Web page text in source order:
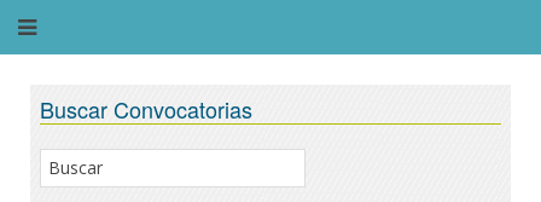
Buscar Convocatorias